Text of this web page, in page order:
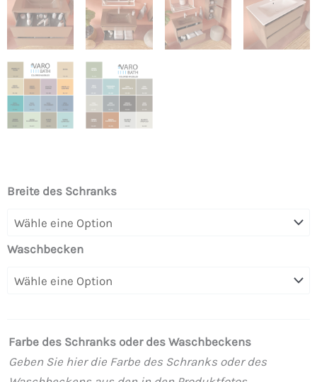
Breite des Schranks
Waschbecken
Farbe des Schranks oder des Waschbeckens
Geben Sie hier die Farbe des Schranks oder des
Hängender
CLAIRE
mit
Schubladen
aus
Mineralwerkstoff